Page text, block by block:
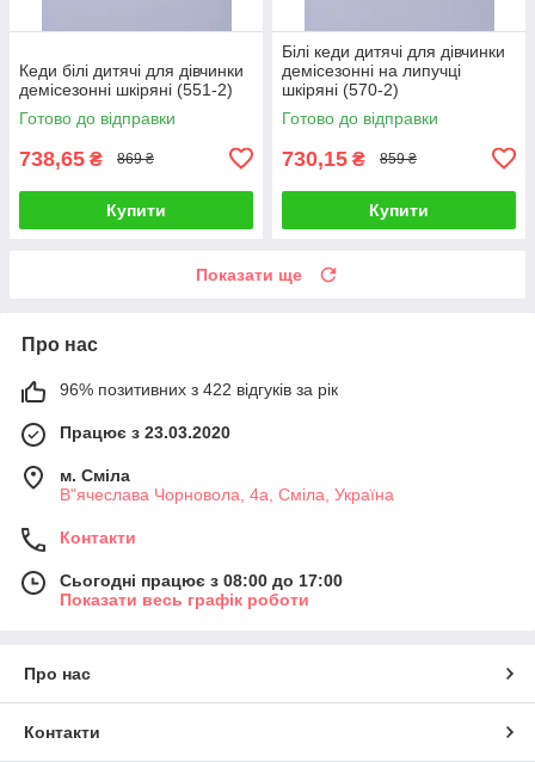
Кеди білі дитячі для дівчинки
демісезонні шкіряні (551-2)
Готово до відправки
738,65 ₴ 869 ₴
Купити
Білі кеди дитячі для дівчинки
демісезонні на липучці
шкіряні (570-2)
Готово до відправки
730,15 ₴ 859 ₴
Купити
Показати ще
Про нас
96% позитивних з 422 відгуків за рік
Працює з 23.03.2020
м. Сміла
В"ячеслава Чорновола, 4а, Сміла, Україна
Контакти
Сьогодні працює з 08:00 до 17:00
Показати весь графік роботи
Про нас
Контакти